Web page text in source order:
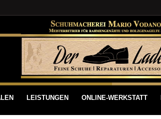
LEISTUNGEN ONLINE-WERKSTATT